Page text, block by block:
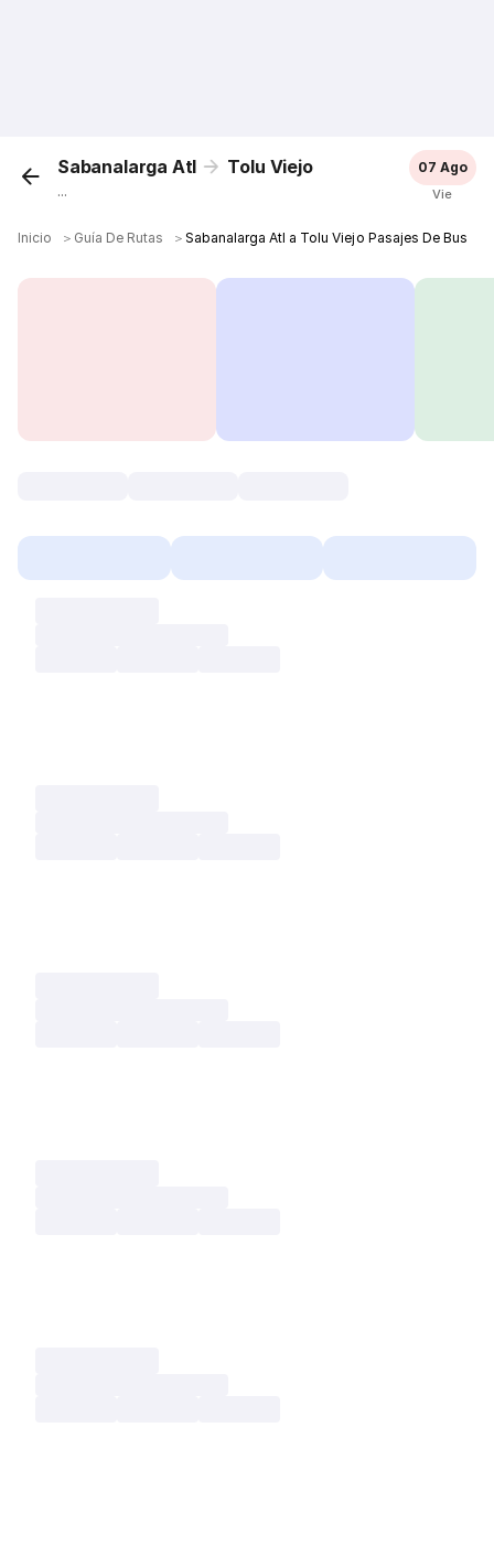
Sabanalarga Atl Tolu Viejo
...
07 Ago
Vie
Inicio ＞ Guía De Rutas ＞ Sabanalarga Atl a Tolu Viejo Pasajes De Bus